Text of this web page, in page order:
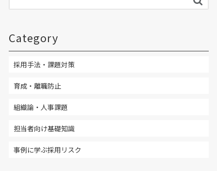
Category
採用手法・課題対策
育成・離職防止
組織論・人事課題
担当者向け基礎知識
事例に学ぶ採用リスク